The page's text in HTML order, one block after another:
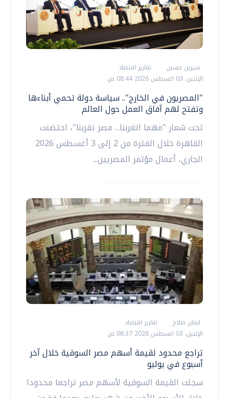
شيرين حسين
تقارير اقتصاد
الإثنين، 03 اغسطس 2026 08:44 ص
"المصريون في الخارج".. سياسة دولة تحمي أبناءها
وتفتح لهم آفاق العمل حول العالم
تحت شعار "مهما اتغربنا... مصر تقربنا"، احتضنت
القاهرة خلال الفترة من 2 إلى 3 أغسطس 2026
الجاري، أعمال مؤتمر المصريين...
ايمان صلاح
تقارير اقتصاد
الإثنين، 03 اغسطس 2026 08:37 ص
تراجع محدود لقيمة أسهم مصر السوقية خلال آخر
أسبوع في يوليو
سجلت القيمة السوقية لأسهم مصر تراجعا محدودا